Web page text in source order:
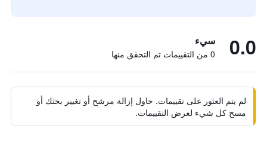
0.0 سيء
0 من التقييمات تم التحقق منها
لم يتم العثور على تقييمات. حاول إزالة مرشح أو تغيير بحثك أو
مسح كل شيء لعرض التقييمات.